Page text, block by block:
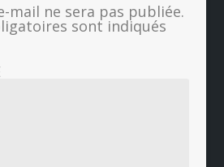
mail ne sera pas publiée.
sont indiqués